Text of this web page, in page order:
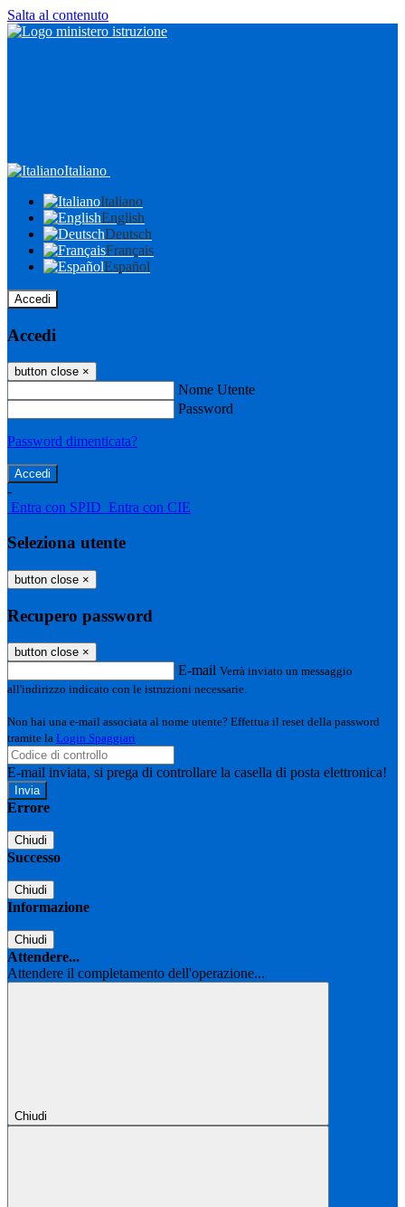
Salta al contenuto
Italiano
Italiano
English
Deutsch
Français
Español
Accedi
Accedi
button close ×
Nome Utente
Password
Password dimenticata?
-
Entra con SPID Entra con CIE
Seleziona utente
button close ×
Recupero password
button close ×
E-mail Verrà inviato un messaggio
all'indirizzo indicato con le istruzioni necessarie.
Non hai una e-mail associata al nome utente? Effettua il reset della password
tramite la Login Spaggiari
E-mail inviata, si prega di controllare la casella di posta elettronica!
Errore
Chiudi
Successo
Chiudi
Informazione
Chiudi
Attendere...
Attendere il completamento dell'operazione...
Chiudi